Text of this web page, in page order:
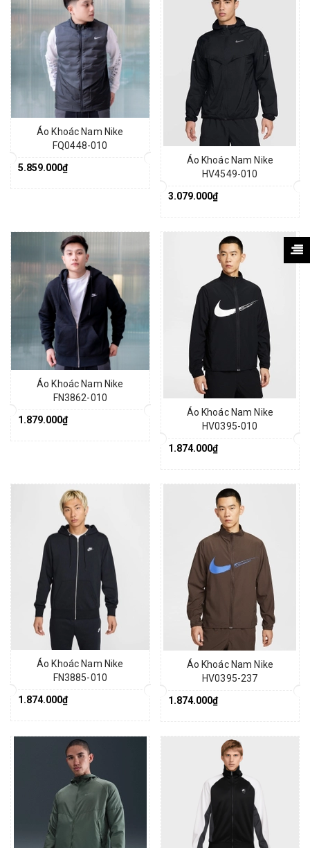
Áo Khoác Nam Nike
FQ0448-010
5.859.000₫
Áo Khoác Nam Nike
HV4549-010
3.079.000₫
Áo Khoác Nam Nike
FN3862-010
1.879.000₫
Áo Khoác Nam Nike
HV0395-010
1.874.000₫
Áo Khoác Nam Nike
FN3885-010
1.874.000₫
Áo Khoác Nam Nike
HV0395-237
1.874.000₫